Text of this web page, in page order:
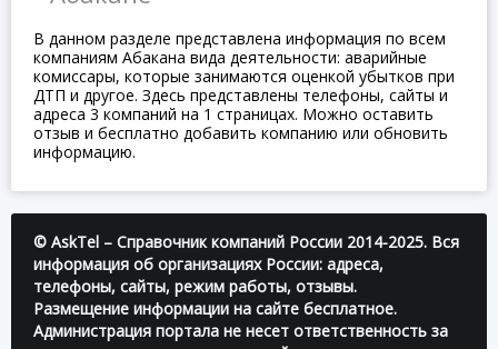
В данном разделе представлена информация по всем
компаниям Абакана вида деятельности: аварийные
комиссары, которые занимаются оценкой убытков при
ДТП и другое. Здесь представлены телефоны, сайты и
адреса 3 компаний на 1 страницах. Можно оставить
отзыв и бесплатно добавить компанию или обновить
информацию.
© AskTel – Справочник компаний России 2014-2025. Вся
информация об организациях России: адреса,
телефоны, сайты, режим работы, отзывы.
Размещение информации на сайте бесплатное.
Администрация портала не несет ответственность за